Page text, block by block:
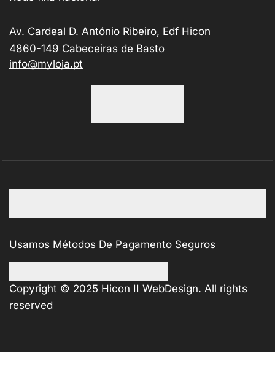
Av. Cardeal D. António Ribeiro, Edf Hicon
4860-149 Cabeceiras de Basto
info@myloja.pt
Usamos Métodos De Pagamento Seguros
Copyright © 2025 Hicon II WebDesign. All rights
reserved